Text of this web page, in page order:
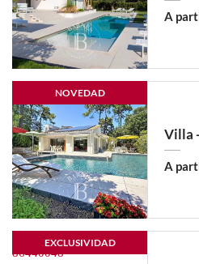
A
NOVEDAD
Villa
A
EXCLUSIVIDAD